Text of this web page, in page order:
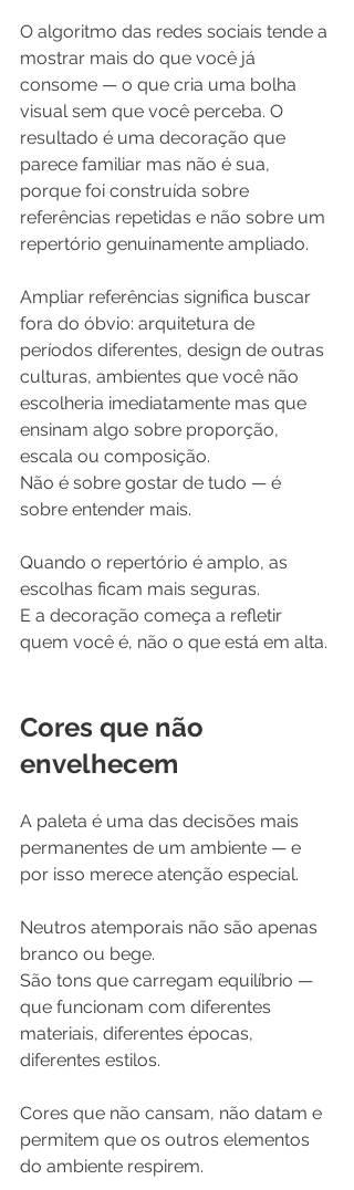
O algoritmo das redes sociais tende a
mostrar mais do que você já
consome — o que cria uma bolha
visual sem que você perceba. O
resultado é uma decoração que
parece familiar mas não é sua,
porque foi construída sobre
referências repetidas e não sobre um
repertório genuinamente ampliado.
Ampliar referências significa buscar
fora do óbvio: arquitetura de
períodos diferentes, design de outras
culturas, ambientes que você não
escolheria imediatamente mas que
ensinam algo sobre proporção,
escala ou composição.
Não é sobre gostar de tudo — é
sobre entender mais.
Quando o repertório é amplo, as
escolhas ficam mais seguras.
E a decoração começa a refletir
quem você é, não o que está em alta.
Cores que não
envelhecem
A paleta é uma das decisões mais
permanentes de um ambiente — e
por isso merece atenção especial.
Neutros atemporais não são apenas
branco ou bege.
São tons que carregam equilíbrio —
que funcionam com diferentes
materiais, diferentes épocas,
diferentes estilos.
Cores que não cansam, não datam e
permitem que os outros elementos
do ambiente respirem.